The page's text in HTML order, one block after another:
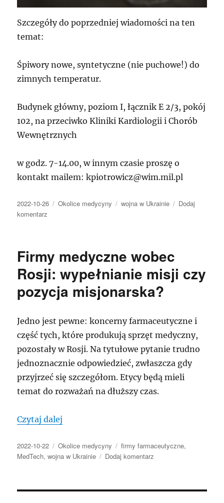
Szczegóły do poprzedniej wiadomości na ten
temat:
Śpiwory nowe, syntetyczne (nie puchowe!) do
zimnych temperatur.
Budynek główny, poziom I, łącznik E 2/3, pokój
102, na przeciwko Kliniki Kardiologii i Chorób
Wewnętrznych
w godz. 7-14.00, w innym czasie proszę o
kontakt mailem: kpiotrowicz@wim.mil.pl
Data
publikacji
2022-10-26 Kategorie
Okolice medycyny Tagi
wojna w Ukrainie
Dodaj
komentarz
żołnierzy
z
Ukrainy.
Firmy medyczne wobec
Rosji: wypełnianie misji czy
pozycja misjonarska?
Jedno jest pewne: koncerny farmaceutyczne i
część tych, które produkują sprzęt medyczny,
pozostały w Rosji. Na tytułowe pytanie trudno
jednoznacznie odpowiedzieć, zwłaszcza gdy
przyjrzeć się szczegółom. Etycy będą mieli
temat do rozważań na dłuższy czas.
Czytaj dalej
Data
publikacji
2022-10-22 Kategorie
Okolice medycyny Tagi
firmy farmaceutyczne,
MedTech,wojna w Ukrainie Dodaj komentarz